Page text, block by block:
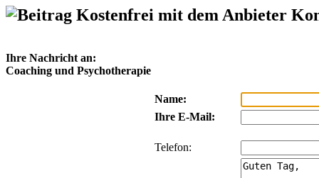
Kostenfrei mit dem Anbieter
Ihre Nachricht an:
Coaching und Psychotherapie
Name:
Ihre E-Mail:
Telefon: